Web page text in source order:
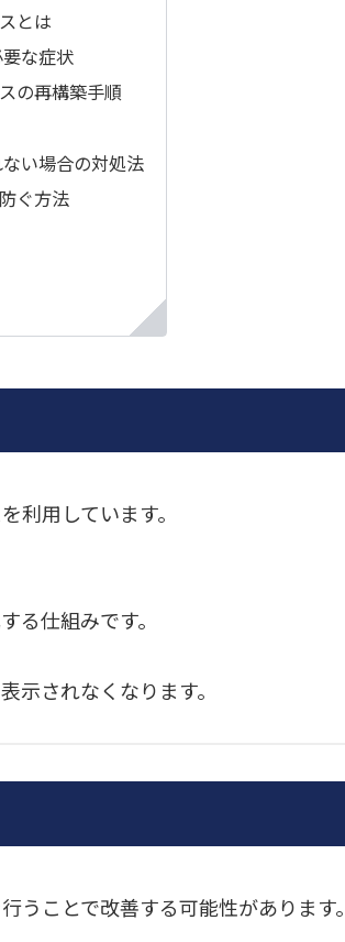
とは
な症状
の再構築手順
い場合の対処法
ぐ方法
用しています。
る仕組みです。
示されなくなります。
うことで改善する可能性があります。